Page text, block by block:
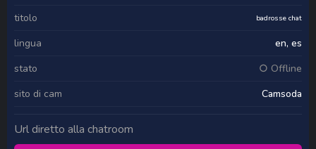
titolo
badrosse chat
lingua
en, es
stato
○ Offline
sito di cam
Camsoda
Url diretto alla chatroom